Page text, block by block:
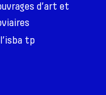
d’art et
tp